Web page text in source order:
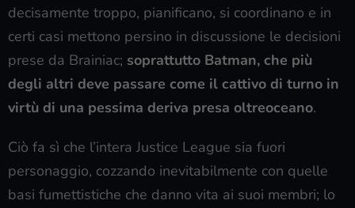
decisamente troppo, pianificano, si coordinano e in
certi casi mettono persino in discussione le decisioni
prese da Brainiac; soprattutto Batman, che più
degli altri deve passare come il cattivo di turno in
virtù di una pessima deriva presa oltreoceano.
Ciò fa sì che l’intera Justice League sia fuori
personaggio, cozzando inevitabilmente con quelle
basi fumettistiche che danno vita ai suoi membri; lo